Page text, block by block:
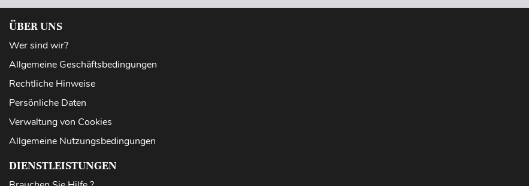
ÜBER UNS
Wer sind wir?
Allgemeine Geschäftsbedingungen
Rechtliche Hinweise
Persönliche Daten
Verwaltung von Cookies
Allgemeine Nutzungsbedingungen
DIENSTLEISTUNGEN